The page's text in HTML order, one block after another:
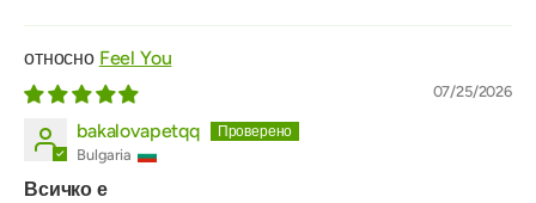
Feel You
07/25/2026
bakalovapetqq
Bulgaria
Всичко е